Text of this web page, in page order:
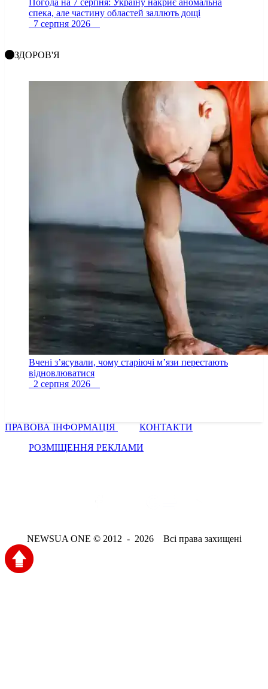
Погода на 7 серпня: Україну накриє аномальна
спека, але частину областей заллють дощі
7 серпня 2026
ЗДОРОВ'Я
Вчені з’ясували, чому старіючі м’язи перестають
відновлюватися
2 серпня 2026
ПРАВОВА ІНФОРМАЦІЯ
КОНТАКТИ
РОЗМІЩЕННЯ РЕКЛАМИ
NEWSUA ONE © 2012 - 2026 Всі права захищені